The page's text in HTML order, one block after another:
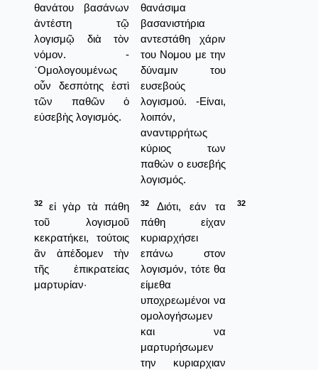
θανάτου βασάνων
ἀντέστη τῷ
λογισμῷ διὰ τὸν
νόμον. -
῾Ομολογουμένως
οὖν δεσπότης ἐστὶ
τῶν παθῶν ὁ
εὐσεβὴς λογισμός.
θανάσιμα
βασανιστήρια
αντεστάθη χάριν
του Νομου με την
δύναμιν του
ευσεβούς
λογισμού. -Είναι,
λοιπόν,
αναντιρρήτως
κύριος των
παθών ο ευσεβής
λογισμός.
32
εἰ γὰρ τὰ πάθη
τοῦ λογισμοῦ
κεκρατήκει, τούτοις
ἂν ἀπέδομεν τὴν
τῆς ἐπικρατείας
μαρτυρίαν·
32
Διότι, εάν τα
πάθη είχαν
κυριαρχήσει
επάνω στον
λογισμόν, τότε θα
είμεθα
υποχρεωμένοι να
ομολογήσωμεν
και να
μαρτυρήσωμεν
την κυριαρχιαν
32